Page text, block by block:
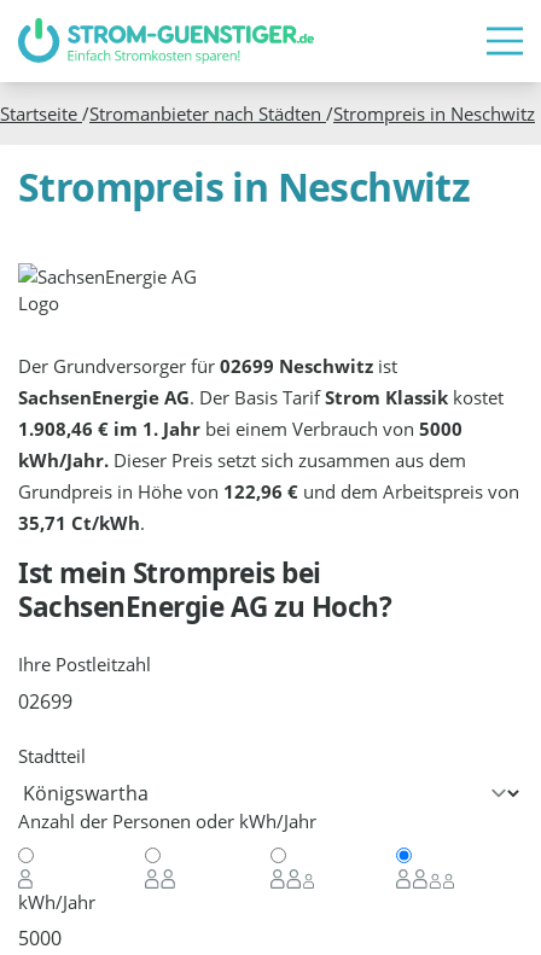
Startseite /Stromanbieter nach Städten /Strompreis in Neschwitz
Strompreis in Neschwitz
Der Grundversorger für02699 Neschwitz ist
SachsenEnergie AG. Der Basis TarifStrom Klassik kostet
1.908,46 € im 1. Jahr bei einem Verbrauch von5000
kWh/Jahr. Dieser Preis setzt sich zusammen aus dem
Grundpreis in Höhe von 122,96 € und dem Arbeitspreis von
35,71 Ct/kWh.
Ist mein Strompreis bei
SachsenEnergie AGzu Hoch?
Ihre Postleitzahl
Stadtteil
Anzahl der Personen oder kWh/Jahr
kWh/Jahr